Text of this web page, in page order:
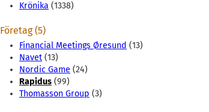
Krönika (1338)
Företag (5)
Financial Meetings Øresund (13)
Navet (13)
Nordic Game (24)
Rapidus (99)
Thomasson Group (3)